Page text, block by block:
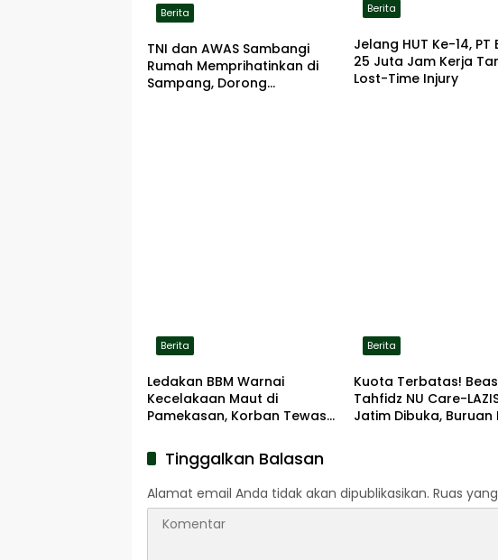
Berita
TNI dan AWAS Sambangi
Rumah Memprihatinkan di
Sampang, Dorong
Berita
Jelang HUT Ke-14, PT
25 Juta Jam Kerja
Lost-Time Injury
Berita
Ledakan BBM Warnai
Kecelakaan Maut di
Pamekasan, Korban Tewas
Berita
Kuota Terbatas!
Tahfidz NU Care-
Jatim Dibuka,
Tinggalkan Balasan
Alamat email Anda tidak akan dipublikasikan. Ruas